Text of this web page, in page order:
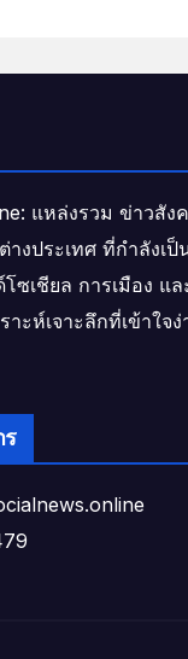
แหล่งรวม ข่าวสัง
างประเทศ ที่กำลังเป็
ซเชียล การเมือง แ
ะห์เจาะลึกที่เข้าใจ